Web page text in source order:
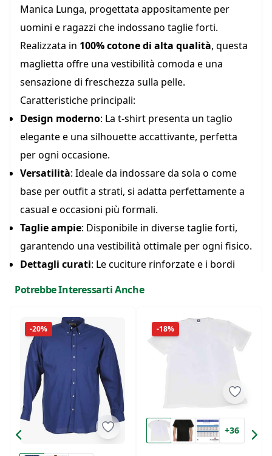
Manica Lunga, progettata appositamente per
uomini e ragazzi che indossano taglie forti.
Realizzata in 100% cotone di alta qualità, questa
maglietta offre una vestibilità comoda e una
sensazione di freschezza sulla pelle.
Caratteristiche principali:
Design moderno: La t-shirt presenta un taglio
elegante e una silhouette accattivante, perfetta
per ogni occasione.
Versatilità: Ideale da indossare da sola o come
base per outfit a strati, si adatta perfettamente a
casual e occasioni più formali.
Taglie ampie: Disponibile in diverse taglie forti,
garantendo una vestibilità ottimale per ogni fisico.
Dettagli curati: Le cuciture rinforzate e i bordi
Shirt Manica Lunga è il capo essenziale da avere
nel tuo guardaroba. Aggiungi un tocco di stile e
comfort alla tua collezione di abbigliamento!
Potrebbe Interessarti Anche
-20% -18%
+36